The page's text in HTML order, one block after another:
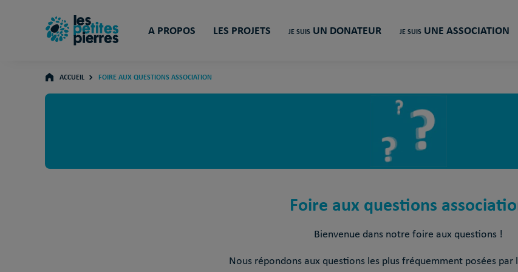
A PROPOS LES PROJETS JE SUIS UN DONATEUR JE SUIS UNE ASSOCIATION
ACCUEIL FOIRE AUX QUESTIONS ASSOCIATION
Foire aux questions
Bienvenue dans notre foire aux questions !
Nous répondons aux questions les plus fréquemment posées par